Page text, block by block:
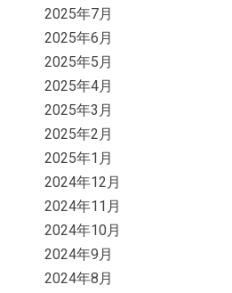
2025年7月
2025年6月
2025年5月
2025年4月
2025年3月
2025年2月
2025年1月
2024年12月
2024年11月
2024年10月
2024年9月
2024年8月